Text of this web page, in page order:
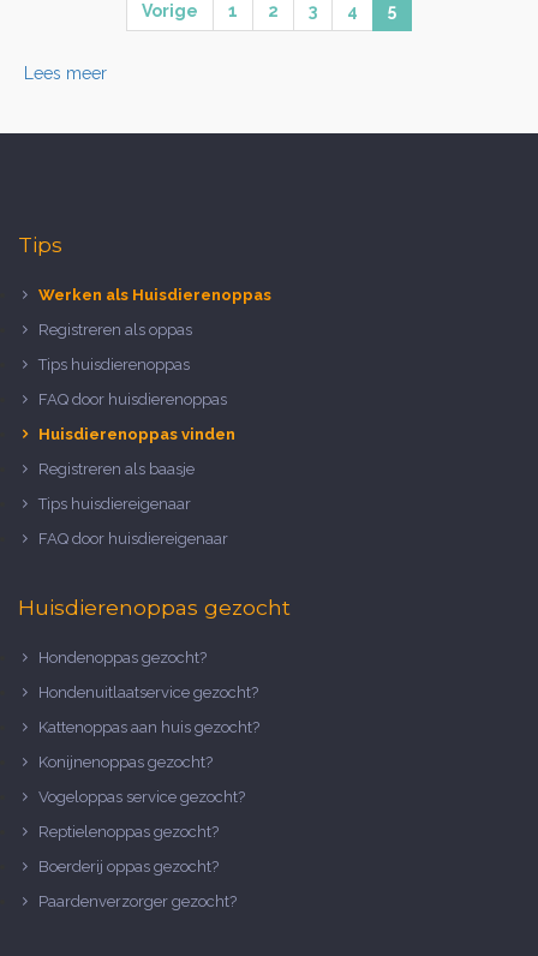
Vorige 1 2 3 4 5
Lees meer
Tips
Werken als Huisdierenoppas
Registreren als oppas
Tips huisdierenoppas
FAQ door huisdierenoppas
Huisdierenoppas vinden
Registreren als baasje
Tips huisdiereigenaar
FAQ door huisdiereigenaar
Huisdierenoppas gezocht
Hondenoppas gezocht?
Hondenuitlaatservice gezocht?
Kattenoppas aan huis gezocht?
Konijnenoppas gezocht?
Vogeloppas service gezocht?
Reptielenoppas gezocht?
Boerderij oppas gezocht?
Paardenverzorger gezocht?